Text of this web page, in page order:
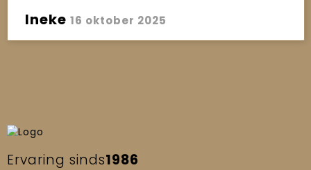
Ineke 16 oktober 2025
Ervaring sinds1986